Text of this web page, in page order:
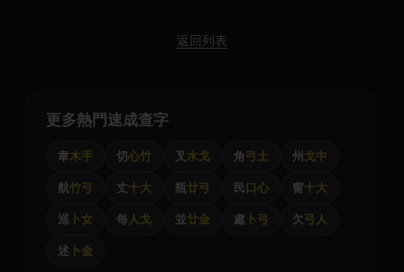
返回列表
更多熱門速成查字
韋木手 切心竹 叉 水戈 角弓土 州 戈中
航竹弓 丈十大 瓶廿弓 民口心 窗十大
巡 卜女 每人戈 並廿金 處 卜弓 欠弓人
述 卜金